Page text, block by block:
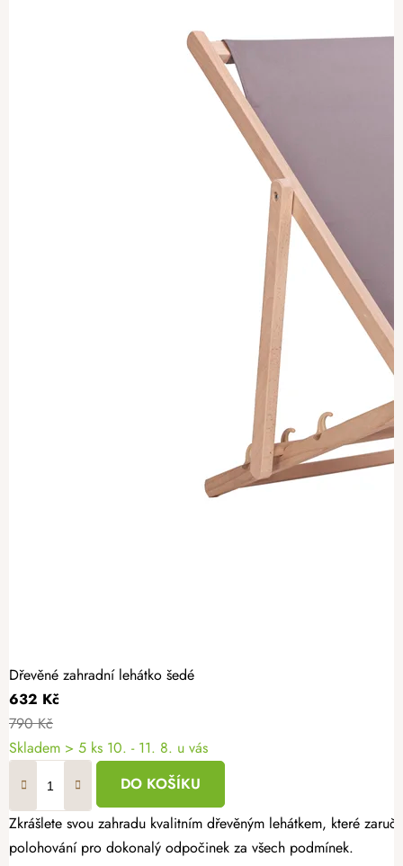
Dřevěné zahradní lehátko šedé
632 Kč
790 Kč
Skladem > 5 ks 10. - 11. 8. u vás
DO KOŠÍKU
Zkrášlete svou zahradu kvalitním dřevěným lehátkem, které
polohování pro dokonalý odpočinek za všech podmínek.